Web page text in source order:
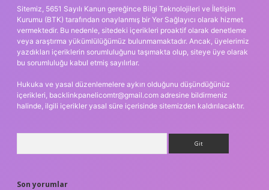
Sitemiz, 5651 Sayılı Kanun gereğince Bilgi Teknolojileri ve İletişim
Kurumu (BTK) tarafından onaylanmış bir Yer Sağlayıcı olarak hizmet
vermektedir. Bu nedenle, sitedeki içerikleri proaktif olarak denetleme
veya araştırma yükümlülüğümüz bulunmamaktadır. Ancak, üyelerimiz
yazdıkları içeriklerin sorumluluğunu taşımakta olup, siteye üye olarak
bu sorumluluğu kabul etmiş sayılırlar.
Hukuka ve yasal düzenlemelere aykırı olduğunu düşündüğünüz
içerikleri, backlinkpanelicomtr@gmail.com adresine bildirmeniz
halinde, ilgili içerikler yasal süre içerisinde sitemizden kaldırılacaktır.
Son yorumlar